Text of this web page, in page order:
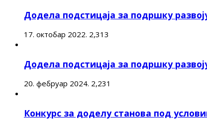
Додела подстицаја за подршку
17. октобар 2022. 2,313
Додела подстицаја за подршку
20. фебруар 2024. 2,231
Конкурс за доделу станова под